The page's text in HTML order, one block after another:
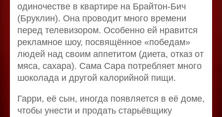
одиночестве в квартире на Брайтон-Бич
(Бруклин). Она проводит много времени
перед телевизором. Особенно ей нравится
рекламное шоу, посвящённое «победам»
людей над своим аппетитом (диета, отказ от
мяса, сахара). Сама Сара потребляет много
шоколада и другой калорийной пищи.
Гарри, её сын, иногда появляется в её доме,
чтобы унести и продать старьёвщику